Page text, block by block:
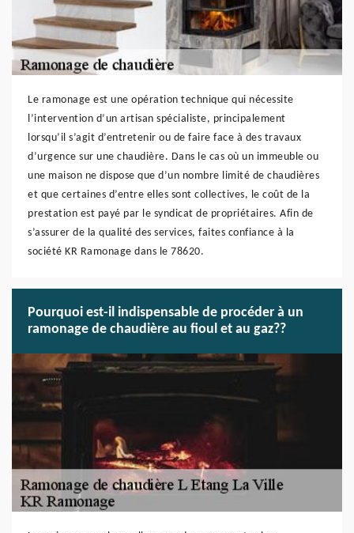
Le ramonage est une opération technique qui nécessite
l’intervention d’un artisan spécialiste, principalement
lorsqu’il s’agit d’entretenir ou de faire face à des travaux
d’urgence sur une chaudière. Dans le cas où un immeuble ou
une maison ne dispose que d’un nombre limité de chaudières
et que certaines d’entre elles sont collectives, le coût de la
prestation est payé par le syndicat de propriétaires. Afin de
s’assurer de la qualité des services, faites confiance à la
société KR Ramonage dans le 78620.
Pourquoi est-il indispensable de procéder à un
ramonage de chaudière au fioul et au gaz??